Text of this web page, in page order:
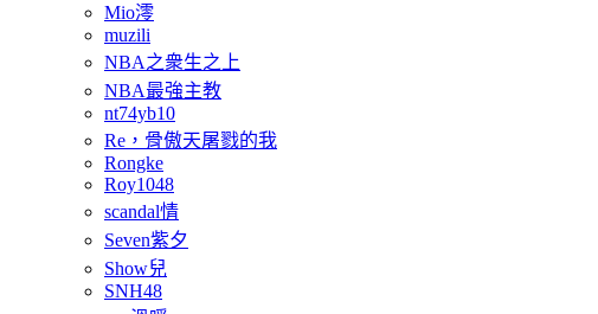
Mio澪
muzili
NBA之衆生之上
NBA最強主教
nt74yb10
Re，骨傲天屠戮的我
Rongke
Roy1048
scandal情
Seven紫夕
Show兒
SNH48